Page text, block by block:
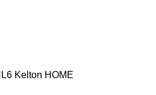
Kelton HOME